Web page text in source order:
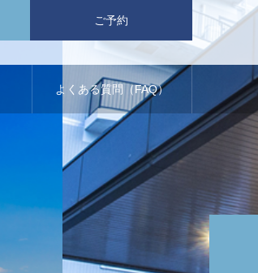
ご予約
よくある質問（FAQ）